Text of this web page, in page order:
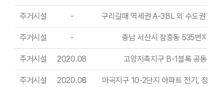
주거시설 - 구리갈매 역세권 A-3BL 외 수도권12
주거시설 - 충남 서산시 잠흥동 535번지 공
주거시설 2020.08 고양지축지구 B-1블록 공동주택
주거시설 2020.08 마곡지구 10-2단지 아파트 전기, 정보